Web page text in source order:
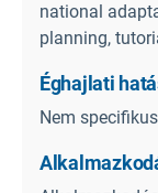
national
planning,
Éghajlati
Nem specifikus